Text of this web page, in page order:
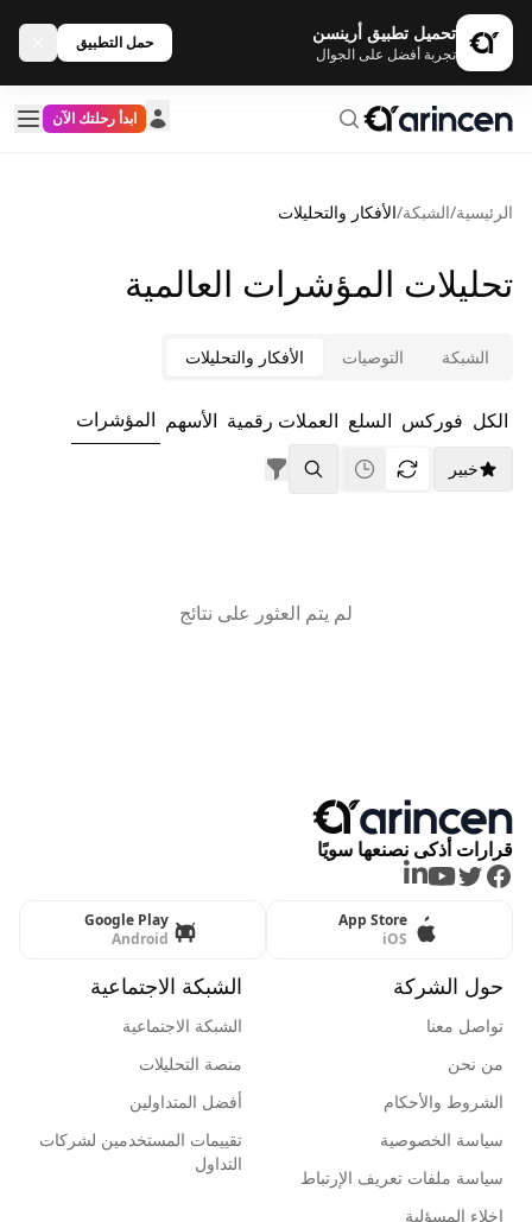
تحميل تطبيق أرينسن
تجربة أفضل على الجوال
حمل التطبيق
ابدأ رحلتك الآن
الرئيسية/الشبكة/الأفكار والتحليلات
تحليلات المؤشرات العالمية
الشبكة التوصيات الأفكار والتحليلات
الكل فوركس السلع العملات رقمية الأسهم المؤشرات
خبير
لم يتم العثور على نتائج
قرارات أذكى نصنعها سويًا
Facebook
Twitter
Youtube
LinkedIn
App Store
iOS
Google Play
Android
حول الشركة
تواصل معنا
من نحن
الشروط والأحكام
سياسة الخصوصية
سياسة ملفات تعريف الإرتباط
إخلاء المسؤلية
الشبكة الاجتماعية
الشبكة الاجتماعية
منصة التحليلات
أفضل المتداولين
تقييمات المستخدمين لشركات
التداول